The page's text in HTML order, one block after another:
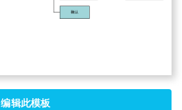
编辑此模板